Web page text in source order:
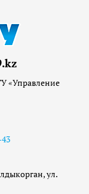
«Управление
ул.